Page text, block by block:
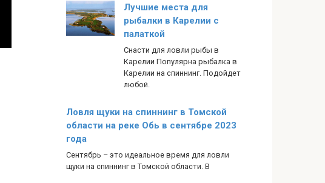
Лучшие места для
рыбалки в Карелии с
палаткой
Снасти для ловли рыбы в
Карелии Популярна рыбалка в
Карелии на спиннинг. Подойдет
любой.
Ловля щуки на спиннинг в Томской
области на реке Обь в сентябре 2023
года
Сентябрь – это идеальное время для ловли
щуки на спиннинг в Томской области. В